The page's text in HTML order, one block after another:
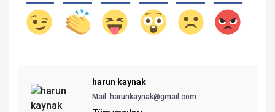
harun kaynak
Mail: harunkaynak@gmail.com